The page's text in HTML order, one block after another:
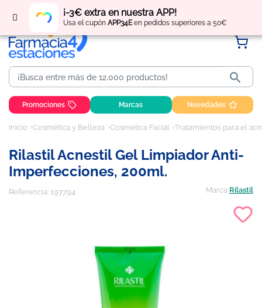
¡-3€ extra en nuestra APP!
Usa el cupón APP34Een pedidos superiores a 50€
Regístratey obtén puntos por tus compras

Promociones Marcas Novedades
Inicio Cosmética y Belleza Cosmética Facial Tratamientos para el
Rilastil Acnestil Gel Limpiador Anti-
Imperfecciones, 200ml.
Referencia: 197794 Marca Rilastil